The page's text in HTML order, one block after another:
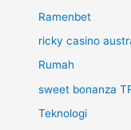
Ramenbet
ricky casino
Rumah
sweet bonanza
Teknologi